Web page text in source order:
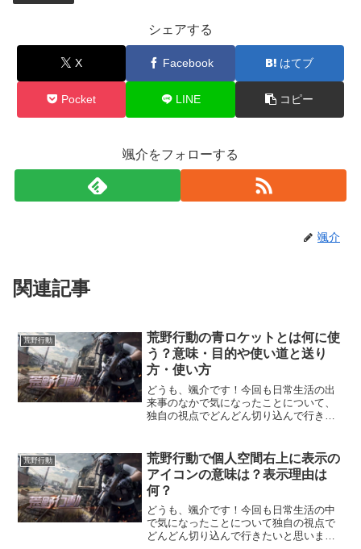
シェアする
X Facebook はてブ
Pocket LINE コピー
颯介をフォローする
颯介
関連記事
荒野行動
荒野行動の青ロケットとは何に使
う？意味・目的や使い道と送り
方・使い方
どうも、颯介です！今回も日常生活の出
来事のなかで気になったことについて、
独自の視点でどんどん切り込んで行きた
のバトルロワイヤル・オンラインゲーム
『荒野行動』のアイテムで...
荒野行動
荒野行動で個人空間右上に表示の
アイコンの意味は？表示理由は
何？
どうも、颯介です！今回も日常生活の中
で気になったことについて独自の視点で
どんどん切り込んで行きたいと思いま